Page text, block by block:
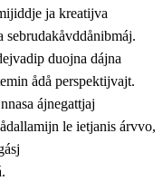
ja kreatijva
duojna dájna
ådå perspektijvajt.
ájnegattjaj
le ietjanis árvvo,